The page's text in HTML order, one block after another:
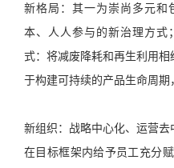
新格局：其一为崇尚多元和
本、人人参与的新治理方式
式：将减废降耗和再生利用相
于构建可持续的产品生命周
新组织：战略中心化、运营去
在目标框架内给予员工充分